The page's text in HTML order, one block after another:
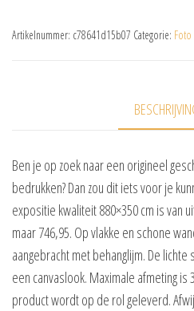
Artikelnummer: c78641d15b07 Categorie:
Ben je op zoek naar een origineel
bedrukken? Dan zou dit iets voor je
expositie kwaliteit 880×350 cm is van
maar 746,95. Op vlakke en schone
aangebracht met behanglijm. De
een canvaslook. Maximale afmeting is
product wordt op de rol geleverd.